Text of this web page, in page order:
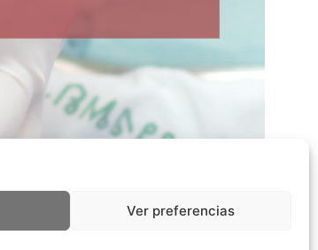
Ver preferencias